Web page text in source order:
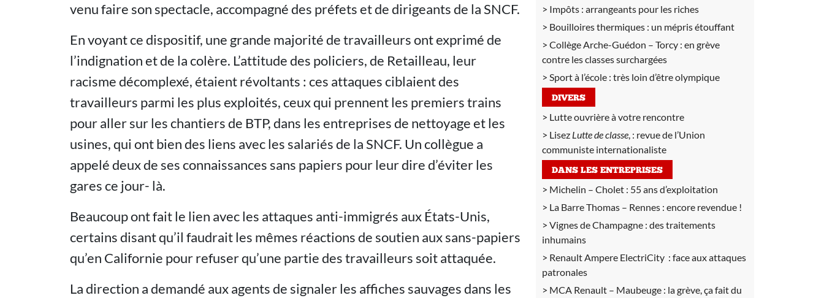
venu faire son spectacle, accompagné des préfets et de dirigeants de la SNCF.
En voyant ce dispositif, une grande majorité de travailleurs ont exprimé de
l’indignation et de la colère. L’attitude des policiers, de Retailleau, leur
racisme décomplexé, étaient révoltants : ces attaques ciblaient des
travailleurs parmi les plus exploités, ceux qui prennent les premiers trains
pour aller sur les chantiers de BTP, dans les entreprises de nettoyage et les
usines, qui ont bien des liens avec les salariés de la SNCF. Un collègue a
appelé deux de ses connaissances sans papiers pour leur dire d’éviter les
gares ce jour- là.
Beaucoup ont fait le lien avec les attaques anti-immigrés aux États-Unis,
certains disant qu’il faudrait les mêmes réactions de soutien aux sans-papiers
qu’en Californie pour refuser qu’une partie des travailleurs soit attaquée.
La direction a demandé aux agents de signaler les affiches sauvages dans les
Impôts : arrangeants pour les riches
Bouilloires thermiques : un mépris étouffant
Collège Arche-Guédon – Torcy : en grève
contre les classes surchargées
Sport à l’école : très loin d’être olympique
DIVERS
Lutte ouvrière à votre rencontre
Lisez Lutte de classe, : revue de l’Union
communiste internationaliste
DANS LES ENTREPRISES
Michelin – Cholet : 55 ans d’exploitation
La Barre Thomas – Rennes : encore revendue !
Vignes de Champagne : des traitements
inhumains
Renault Ampere ElectriCity : face aux attaques
patronales
MCA Renault – Maubeuge : la grève, ça fait du